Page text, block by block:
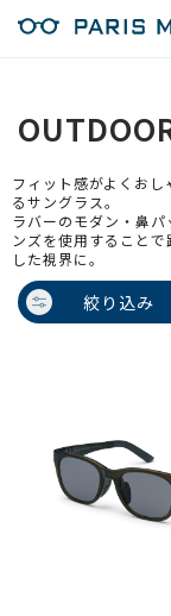
フィット感がよくお
るサングラス。
ラバーのモダン・鼻
ンズを使用すること
した視界に。
絞り込み